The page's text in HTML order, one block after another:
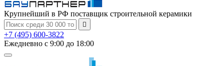
Крупнейший в РФ поставщик строительной керамики

+7 (495) 600-3822
Ежедневно с 9:00 до 18:00